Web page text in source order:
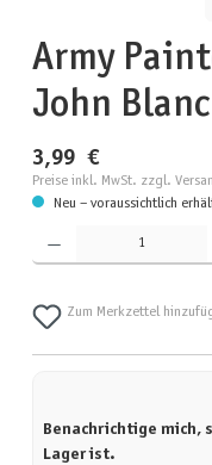
Army
John
3,99 €
Preise inkl. MwSt. zzgl.
Neu – voraussichtlich
Produkt Anzahl: Gib den
Zum Merkzettel
Benachrichtige mich,
Lager ist.